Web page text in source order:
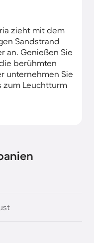
zieht mit dem
Sandstrand
an. Genießen Sie
berühmten
unternehmen Sie
zum Leuchtturm